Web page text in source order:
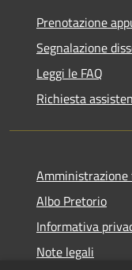
Prenotazione
Segnalazione
Leggi le FAQ
Richiesta
Albo Pretorio
Informativa
Note legali